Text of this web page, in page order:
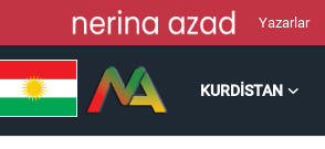
Yazarlar
KURDISTAN